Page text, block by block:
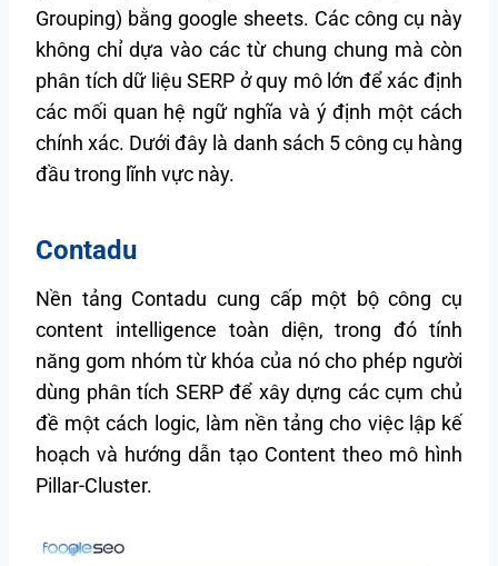
Grouping) bằng google sheets. Các công cụ này
không chỉ dựa vào các từ chung chung mà còn
phân tích dữ liệu SERP ở quy mô lớn để xác định
các mối quan hệ ngữ nghĩa và ý định một cách
chính xác. Dưới đây là danh sách 5 công cụ hàng
đầu trong lĩnh vực này.
Contadu
Nền tảng Contadu cung cấp một bộ công cụ
content intelligence toàn diện, trong đó tính
năng gom nhóm từ khóa của nó cho phép người
dùng phân tích SERP để xây dựng các cụm chủ
đề một cách logic, làm nền tảng cho việc lập kế
hoạch và hướng dẫn tạo Content theo mô hình
Pillar-Cluster.